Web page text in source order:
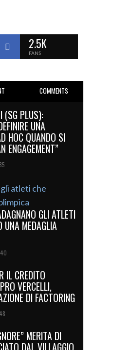
2.5K
FANS
COMMENTS
(SG PLUS):
UNA
HOC QUANDO SI
ENGAGEMENT”
85
GLI ATLETI
UNA MEDAGLIA
40
IL CREDITO
VERCELLI,
DI FACTORING
48
MERITA DI
DAL VILLAGGIO